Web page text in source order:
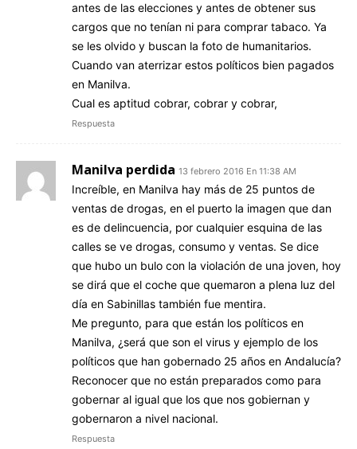
antes de las elecciones y antes de obtener sus
cargos que no tenían ni para comprar tabaco. Ya
se les olvido y buscan la foto de humanitarios.
Cuando van aterrizar estos políticos bien pagados
en Manilva.
Cual es aptitud cobrar, cobrar y cobrar,
Respuesta
Manilva perdida 13 febrero 2016 En 11:38 AM
Increíble, en Manilva hay más de 25 puntos de
ventas de drogas, en el puerto la imagen que dan
es de delincuencia, por cualquier esquina de las
calles se ve drogas, consumo y ventas. Se dice
que hubo un bulo con la violación de una joven, hoy
se dirá que el coche que quemaron a plena luz del
día en Sabinillas también fue mentira.
Me pregunto, para que están los políticos en
Manilva, ¿será que son el virus y ejemplo de los
políticos que han gobernado 25 años en Andalucía?
Reconocer que no están preparados como para
gobernar al igual que los que nos gobiernan y
gobernaron a nivel nacional.
Respuesta